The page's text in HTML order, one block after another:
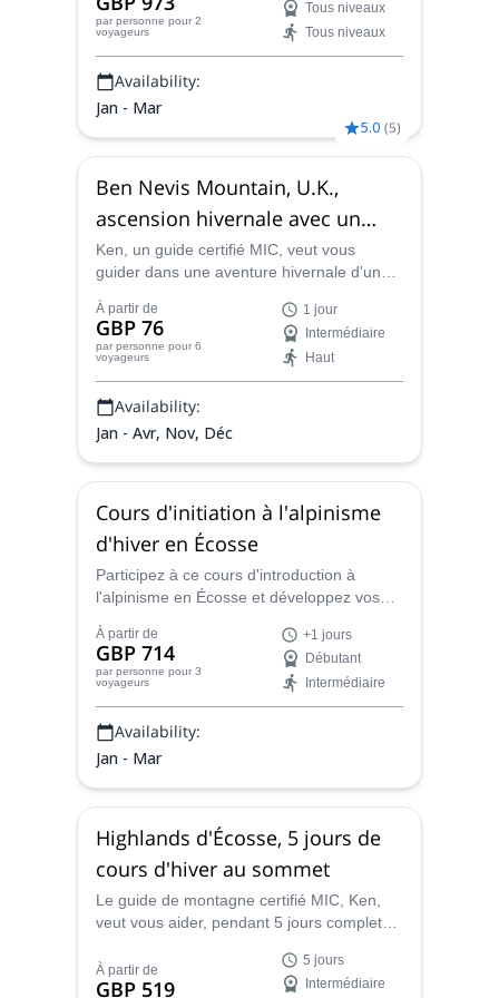
améliorer vos compétences en matière
d'escalade !
par personne pour 2
voyageurs
Tous niveaux
Tous niveaux
Availability:
Jan - Mar
5.0 (5)
Ben Nevis Mountain, U.K.,
ascension hivernale avec un
guide
Ken, un guide certifié MIC, veut vous
guider dans une aventure hivernale d'une
du Royaume-Uni, le grand mont Ben Nevis.
À partir de
GBP 76
par personne pour 6
voyageurs
1 jour
Intermédiaire
Haut
Availability:
Jan - Avr, Nov, Déc
Cours d'initiation à l'alpinisme
d'hiver en Écosse
Participez à ce cours d'introduction à
l'alpinisme en Écosse et développez vos
Ken, un instructeur certifié MIC.
À partir de
GBP 714
par personne pour 3
voyageurs
+1 jours
Débutant
Intermédiaire
Availability:
Jan - Mar
Highlands d'Écosse, 5 jours de
cours d'hiver au sommet
Le guide de montagne certifié MIC, Ken,
veut vous aider, pendant 5 jours complets,
une escalade hivernale sûre et réussie
dans les Highlands écossais.
À partir de
GBP 519
5 jours
Intermédiaire